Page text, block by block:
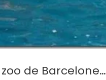
de Barcelone…